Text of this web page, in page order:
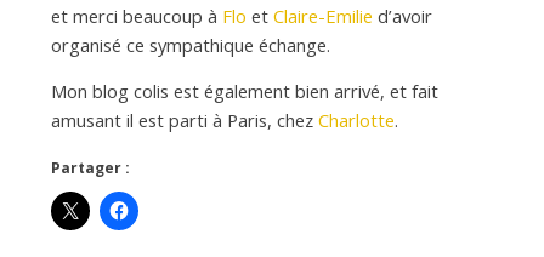
et merci beaucoup à Flo et Claire-Emilie d’avoir
organisé ce sympathique échange.
Mon blog colis est également bien arrivé, et fait
amusant il est parti à Paris, chez Charlotte.
Partager :